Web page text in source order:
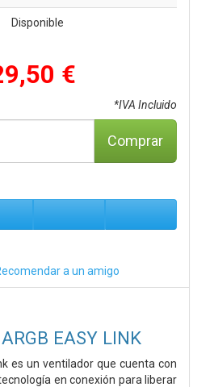
Disponible
€
*IVA Incluido
Comprar
a un amigo
EASY LINK
es un ventilador que cuenta con
en conexión para liberar